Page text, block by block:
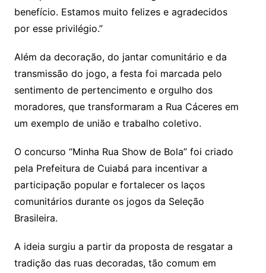
benefício. Estamos muito felizes e agradecidos
por esse privilégio.”
Além da decoração, do jantar comunitário e da
transmissão do jogo, a festa foi marcada pelo
sentimento de pertencimento e orgulho dos
moradores, que transformaram a Rua Cáceres em
um exemplo de união e trabalho coletivo.
O concurso “Minha Rua Show de Bola” foi criado
pela Prefeitura de Cuiabá para incentivar a
participação popular e fortalecer os laços
comunitários durante os jogos da Seleção
Brasileira.
A ideia surgiu a partir da proposta de resgatar a
tradição das ruas decoradas, tão comum em